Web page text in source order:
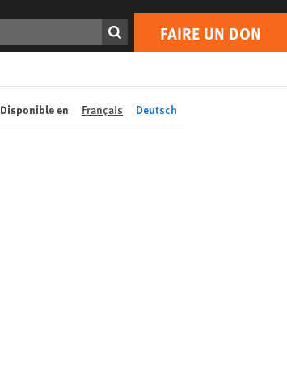
FAIRE UN DON
Print FAIRE UN DON
Disponible en Français Deutsch